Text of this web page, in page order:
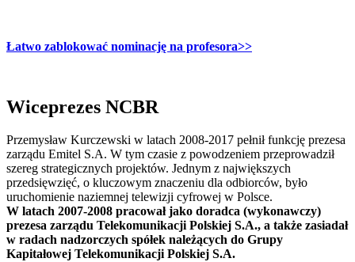
Łatwo zablokować nominację na profesora>>
Wiceprezes NCBR
Przemysław Kurczewski w latach 2008-2017 pełnił funkcję prezesa
zarządu Emitel S.A. W tym czasie z powodzeniem przeprowadził
szereg strategicznych projektów. Jednym z największych
przedsięwzięć, o kluczowym znaczeniu dla odbiorców, było
uruchomienie naziemnej telewizji cyfrowej w Polsce.
W latach 2007-2008 pracował jako doradca (wykonawczy)
prezesa zarządu Telekomunikacji Polskiej S.A., a także zasiadał
w radach nadzorczych spółek należących do Grupy
Kapitałowej Telekomunikacji Polskiej S.A.